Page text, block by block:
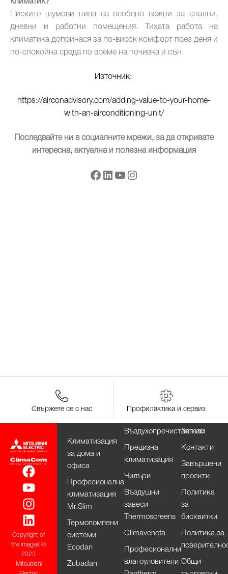
климатик?
Ниските шумови нива са особено важни за спални,
дневни и работни помещения. Тихата работа на
климатика допринася за по-висок комфорт през деня и
по-спокойна среда по време на почивка и сън.
Източник:
https://airconadvisory.com/adding-value-to-your-home-
with-an-airconditioning-unit/
Последвайте ни в социалните мрежи, за да откривате
интересна, актуална и полезна информация
Свържете се с нас Профилактика и сервиз
Copyright of
the images ©
2023
Mitsubishi
Климатизация
за дома и
офиса
Професионална
климатизация
Mr.Slim
Термопомпени
системи
Ecodan
Zubadan
Въздухопречистватели
Прецизна
климатизация
Чилъри
Въздушни
завеси
Thermoscreens
Climaveneta
Професионални
влагоуловители
За нас
Контакти
Завършени
проекти
Политика
за
бисквитки
Политика за
Общи